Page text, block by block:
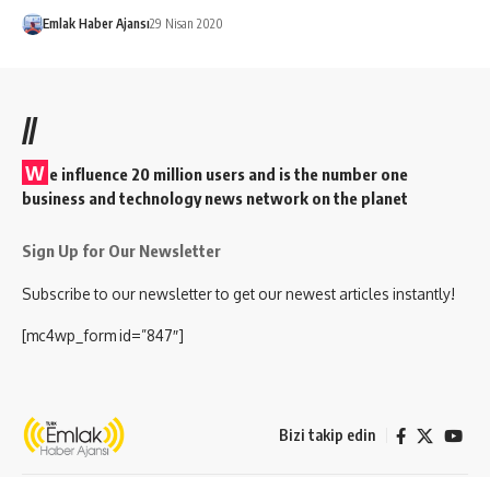
Emlak Haber Ajansı29 Nisan 2020
//
W e influence 20 million users and is the number one
business and technology news network on the planet
Sign Up for Our Newsletter
Subscribe to our newsletter to get our newest articles instantly!
[mc4wp_form id=”847″]
Bizi takip edin